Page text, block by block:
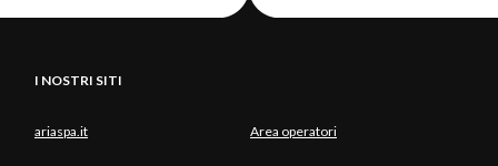
I NOSTRI SITI
ariaspa.it Area operatori